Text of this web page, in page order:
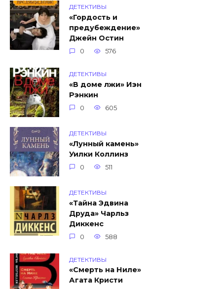
ДЕТЕКТИВЫ
«Гордость и
предубеждение»
Джейн Остин
0 576
ДЕТЕКТИВЫ
«В доме лжи» Иэн
Рэнкин
0 605
ДЕТЕКТИВЫ
«Лунный камень»
Уилки Коллинз
0 511
ДЕТЕКТИВЫ
«Тайна Эдвина
Друда» Чарльз
Диккенс
0 588
ДЕТЕКТИВЫ
«Смерть на Ниле»
Агата Кристи